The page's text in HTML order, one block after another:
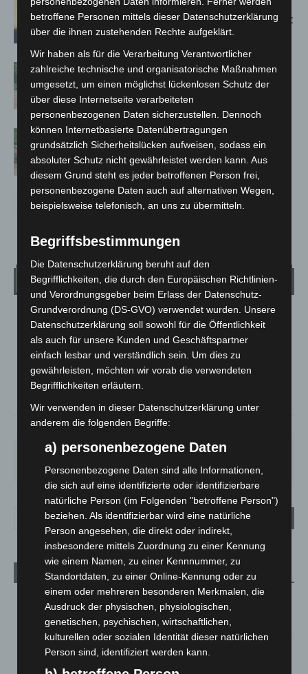
Hannover: Erste Tigermücken-
Population in Niedersachsen entdeckt
Brand im „Haus der Begegnung“ in
Neuwarmbüchen schnell eingedämmt
Region Hannover: 21 neue
Notfallsanitäter starten beim Roten
Kreuz
Wetter
LANGENHAGEN
Bedeckt
25.6°C 28.3 °
41% 5.8m/s
MO.
27°
DI.
25°
MI.
26 °
DO.
30° 34
Aktuelle Beiträge
M’era Luna 2026: 25.000 Fans feiern in Hildesheim
10. August 2026
Werke im Jacques’ Wein-Depot Isernhagen
betroffene Personen mittels dieser Datenschutzerklärung
über die ihnen zustehenden Rechte aufgeklärt.
Wir haben als für die Verarbeitung Verantwortlicher
zahlreiche technische und organisatorische Maßnahmen
umgesetzt, um einen möglichst lückenlosen Schutz der
über diese Internetseite verarbeiteten
personenbezogenen Daten sicherzustellen. Dennoch
können Internetbasierte Datenübertragungen
grundsätzlich Sicherheitslücken aufweisen, sodass ein
absoluter Schutz nicht gewährleistet werden kann. Aus
diesem Grund steht es jeder betroffenen Person frei,
personenbezogene Daten auch auf alternativen Wegen,
beispielsweise telefonisch, an uns zu übermitteln.
Begriffsbestimmungen
Die Datenschutzerklärung beruht auf den
Begrifflichkeiten, die durch den Europäischen Richtlinien-
und Verordnungsgeber beim Erlass der Datenschutz-
Grundverordnung (DS-GVO) verwendet wurden. Unsere
Datenschutzerklärung soll sowohl für die Öffentlichkeit
als auch für unsere Kunden und Geschäftspartner
einfach lesbar und verständlich sein. Um dies zu
gewährleisten, möchten wir vorab die verwendeten
Begrifflichkeiten erläutern.
Wir verwenden in dieser Datenschutzerklärung unter
anderem die folgenden Begriffe:
a) personenbezogene Daten
Personenbezogene Daten sind alle Informationen,
die sich auf eine identifizierte oder identifizierbare
natürliche Person (im Folgenden "betroffene Person")
beziehen. Als identifizierbar wird eine natürliche
Person angesehen, die direkt oder indirekt,
insbesondere mittels Zuordnung zu einer Kennung
wie einem Namen, zu einer Kennnummer, zu
Standortdaten, zu einer Online-Kennung oder zu
einem oder mehreren besonderen Merkmalen, die
Ausdruck der physischen, physiologischen,
genetischen, psychischen, wirtschaftlichen,
kulturellen oder sozialen Identität dieser natürlichen
Person sind, identifiziert werden kann.